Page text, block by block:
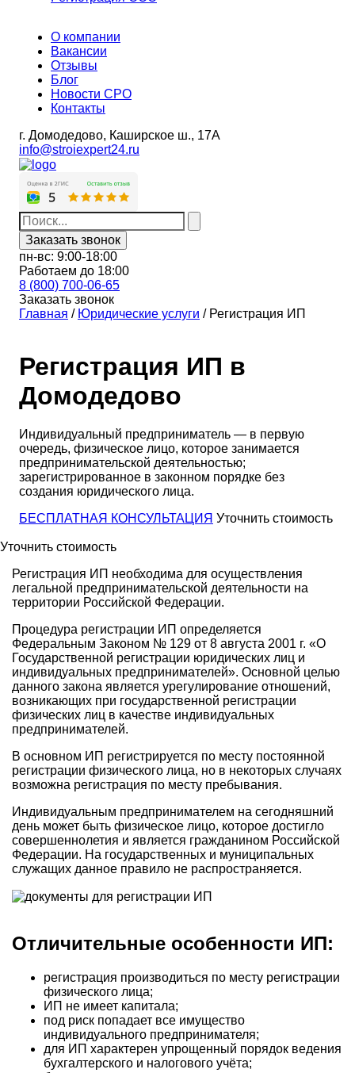
О компании
Вакансии
Отзывы
Блог
Новости СРО
Контакты
г. Домодедово, Каширское ш., 17А
info@stroiexpert24.ru
Заказать звонок
пн-вс: 9:00-18:00
Работаем до 18:00
8 (800) 700-06-65
Заказать звонок
Главная / Юридические услуги / Регистрация ИП
Регистрация ИП в
Домодедово
Индивидуальный предприниматель — в первую
очередь, физическое лицо, которое занимается
предпринимательской деятельностью;
зарегистрированное в законном порядке без
создания юридического лица.
БЕСПЛАТНАЯ КОНСУЛЬТАЦИЯ Уточнить стоимость
Уточнить стоимость
Регистрация ИП необходима для осуществления
легальной предпринимательской деятельности на
территории Российской Федерации.
Процедура регистрации ИП определяется
Федеральным Законом № 129 от 8 августа 2001 г. «О
Государственной регистрации юридических лиц и
индивидуальных предпринимателей». Основной целью
данного закона является урегулирование отношений,
возникающих при государственной регистрации
физических лиц в качестве индивидуальных
предпринимателей.
В основном ИП регистрируется по месту постоянной
регистрации физического лица, но в некоторых случаях
возможна регистрация по месту пребывания.
Индивидуальным предпринимателем на сегодняшний
день может быть физическое лицо, которое достигло
совершеннолетия и является гражданином Российской
Федерации. На государственных и муниципальных
служащих данное правило не распространяется.
Отличительные особенности ИП:
регистрация производиться по месту регистрации
физического лица;
ИП не имеет капитала;
под риск попадает все имущество
индивидуального предпринимателя;
для ИП характерен упрощенный порядок ведения
бухгалтерского и налогового учёта;